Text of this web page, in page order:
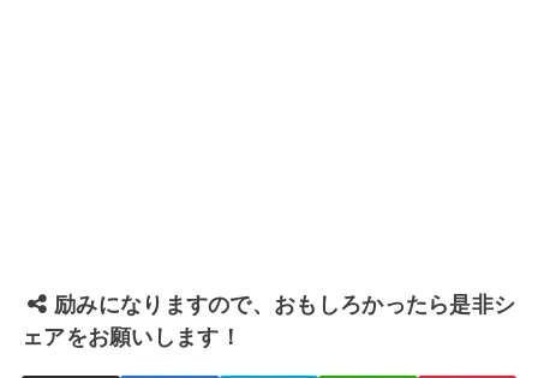
励みになりますので、おもしろかったら是非シ
ェアをお願いします！